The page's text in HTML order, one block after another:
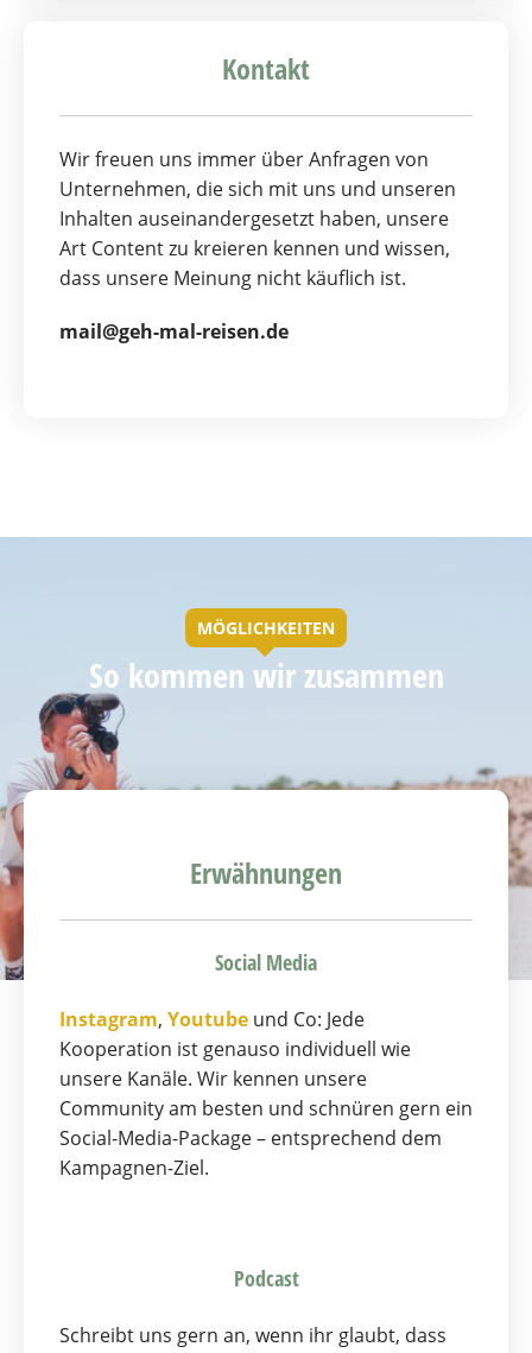
Kontakt
Wir freuen uns immer über Anfragen von
Unternehmen, die sich mit uns und unseren
Inhalten auseinandergesetzt haben, unsere
Art Content zu kreieren kennen und wissen,
dass unsere Meinung nicht käuflich ist.
mail@geh-mal-reisen.de
MÖGLICHKEITEN
So kommen wir zusammen
Erwähnungen
Social Media
Instagram, Youtube und Co: Jede
Kooperation ist genauso individuell wie
unsere Kanäle. Wir kennen unsere
Community am besten und schnüren gern ein
Social-Media-Package – entsprechend dem
Kampagnen-Ziel.
Podcast
Schreibt uns gern an, wenn ihr glaubt, dass